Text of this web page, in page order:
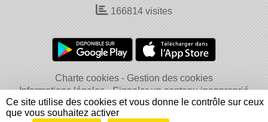
166814 visites
Charte cookies
Gestion des cookies
Informations légales
Signaler un contenu inapproprié
Ce site utilise des cookies et vous donne le contrôle sur ceux
que vous souhaitez activer